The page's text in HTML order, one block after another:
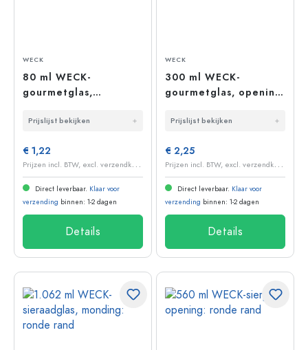
WECK
80 ml WECK-
gourmetglas,
Prijslijst bekijken
€ 1,22
P
rijzen incl. BTW, excl. verzendkosten
Direct leverbaar. Klaar voor
verzending binnen: 1-2 dagen
Details
WECK
300 ml WECK-
gourmetglas, opening:
Prijslijst bekijken
€ 2,25
P
rijzen incl. BTW, excl. verzendkosten
Direct leverbaar. Klaar voor
verzending binnen: 1-2 dagen
Details